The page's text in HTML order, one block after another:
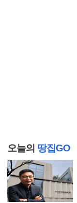
오늘의 땅집GO